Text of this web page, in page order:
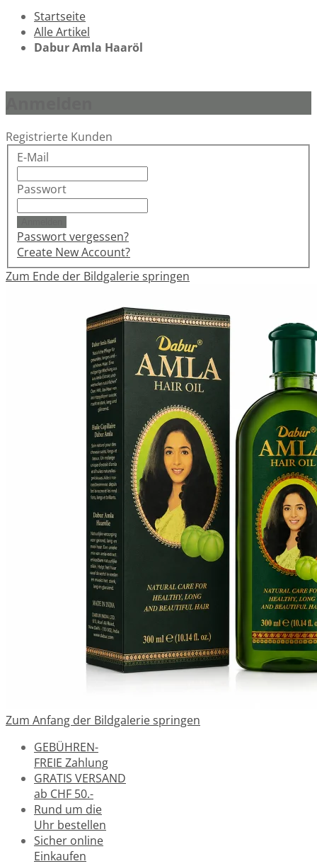
Startseite
Alle Artikel
Dabur Amla Haaröl
Registrierte Kunden
E-Mail
Passwort
Passwort vergessen?
Create New Account?
Zum Ende der Bildgalerie springen
Zum Anfang der Bildgalerie springen
GEBÜHREN-
FREIE Zahlung
GRATIS VERSAND
ab CHF 50.-
Rund um die
Uhr bestellen
Sicher online
Einkaufen